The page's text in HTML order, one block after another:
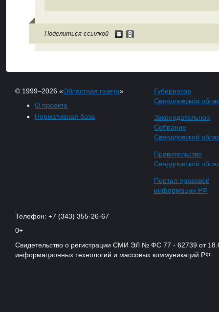
Поделиться ссылкой
© 1999–2026 «Областная газета»
О проекте
Нормативная база
Губернатор
Свердловской
Законодательное
Собрание
Свердловской
Правительство
Свердловской
Портал правовой
информации РФ
Телефон: +7 (343) 355-26-67
0+
Свидетельство о регистрации СМИ ЭЛ № ФС 77 - 62739 от
информационных технологий и массовых коммуникаций РФ.